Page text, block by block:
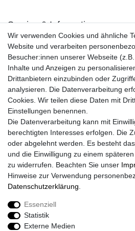
Service & Informationen
Kontakt
Retouren
Widerrufsrecht
Widerrufs­formular
Impressum
Daten­schutz­erklärung
AGB
Größentabelle
Kataloge
Barrierefreiheitserklärung
Sicherheitsinformationen
Zahlung und Versand
Wir verwenden Cookies und ähnliche
Website und verarbeiten
Besucher:innen unserer Webseite
Inhalte und Anzeigen zu
Drittanbietern einzubinden oder
analysieren. Die Datenverarbeitung
Cookies. Wir teilen diese Daten mit
Einstellungen benennen.
Die Datenverarbeitung kann mit
berechtigten Interesses erfolgen. Die
oder abgelehnt werden. Es besteht
und die Einwilligung zu einem
zu widerrufen. Beachten Sie unser
Hinweise zur Verwendung
Daten­schutz­erklärung
Essenziell
Statistik
Externe Medien